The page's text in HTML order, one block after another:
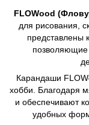
FLOWood
для рисования,
представлены
позволяющие
Карандаши
хобби. Благодаря
и обеспечивают
удобных